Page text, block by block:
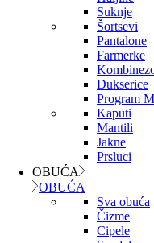
Suknje
Šortsevi
Pantalone
Farmerke
Dukserice
Program
Kaputi
Mantili
Jakne
Prsluci
OBUĆA
OBUĆA
Sva obuća
Čizme
Cipele